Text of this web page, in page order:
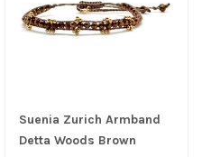
Suenia Zurich Armband
Detta Woods Brown